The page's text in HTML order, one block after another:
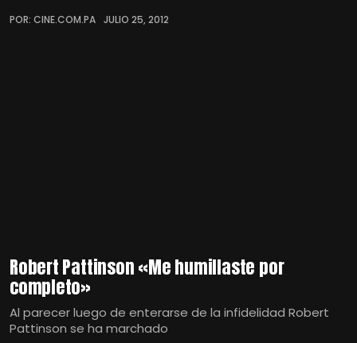
POR: CINE.COM.PA JULIO 25, 2012
Robert Pattinson «Me humillaste por
completo»
Al parecer luego de enterarse de la infidelidad Robert
Pattinson se ha marchado